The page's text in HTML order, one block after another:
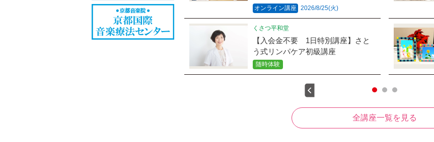
オンライン講座 2026/8/25(火)
くさつ平和堂
【入会金不要 1日特別講座】さと
う式リンパケア初級講座
随時体験
全講座一覧を見る